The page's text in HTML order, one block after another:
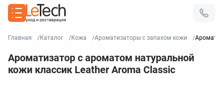
Главная Каталог Кожа Ароматизаторы с запахом кожи
Ароматизатор с ароматом натуральной
кожи классик Leather Aroma Classic